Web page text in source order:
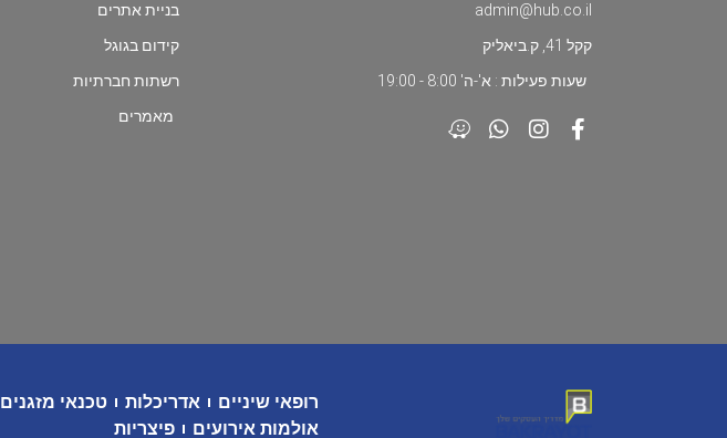
admin@hub.co.il
קקל 41, ק.ביאליק
שעות פעילות : א'-ה' 8:00 - 19:00
בניית אתרים
קידום בגוגל
רשתות חברתיות
מאמרים
רופאי שיניים אדריכלות טכנאי מזגנים
אולמות אירועים
פיצריות